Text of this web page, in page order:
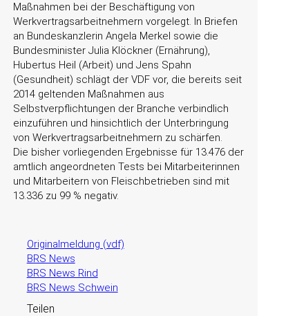
Maßnahmen bei der Beschäftigung von
Werkvertragsarbeitnehmern vorgelegt. In Briefen
an Bundeskanzlerin Angela Merkel sowie die
Bundesminister Julia Klöckner (Ernährung),
Hubertus Heil (Arbeit) und Jens Spahn
(Gesundheit) schlägt der VDF vor, die bereits seit
2014 geltenden Maßnahmen aus
Selbstverpflichtungen der Branche verbindlich
einzuführen und hinsichtlich der Unterbringung
von Werkvertragsarbeitnehmern zu schärfen.
Die bisher vorliegenden Ergebnisse für 13.476 der
amtlich angeordneten Tests bei Mitarbeiterinnen
und Mitarbeitern von Fleischbetrieben sind mit
13.336 zu 99 % negativ.
Originalmeldung (vdf)
BRS News
BRS News Rind
BRS News Schwein
Teilen